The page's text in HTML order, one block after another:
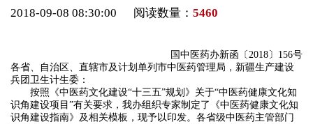
会员中心
2018-09-08 08:30:00 阅读数量： 5460
国中医药办新函〔2018〕156号
各省、自治区、直辖市及计划单列市中医药管理局，新疆生产建设
兵团卫生计生委：
按照《中医药文化建设“十三五”规划》关于“中医药健康文化知
识角建设项目”有关要求，我办组织专家制定了《中医药健康文化知
识角建设指南》及相关模板，现予以印发。各省级中医药主管部门